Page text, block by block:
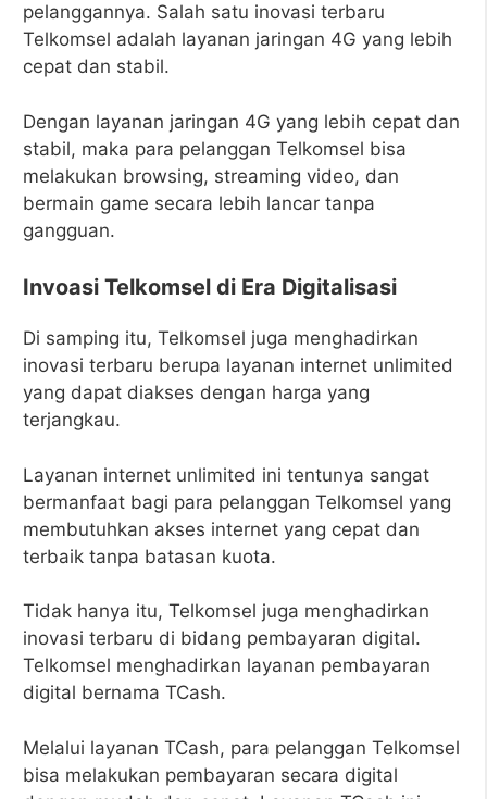
pelanggannya. Salah satu inovasi terbaru
Telkomsel adalah layanan jaringan 4G yang lebih
cepat dan stabil.
Dengan layanan jaringan 4G yang lebih cepat dan
stabil, maka para pelanggan Telkomsel bisa
melakukan browsing, streaming video, dan
bermain game secara lebih lancar tanpa
gangguan.
Invoasi Telkomsel di Era Digitalisasi
Di samping itu, Telkomsel juga menghadirkan
inovasi terbaru berupa layanan internet unlimited
yang dapat diakses dengan harga yang
terjangkau.
Layanan internet unlimited ini tentunya sangat
bermanfaat bagi para pelanggan Telkomsel yang
membutuhkan akses internet yang cepat dan
terbaik tanpa batasan kuota.
Tidak hanya itu, Telkomsel juga menghadirkan
inovasi terbaru di bidang pembayaran digital.
Telkomsel menghadirkan layanan pembayaran
digital bernama TCash.
Melalui layanan TCash, para pelanggan Telkomsel
bisa melakukan pembayaran secara digital